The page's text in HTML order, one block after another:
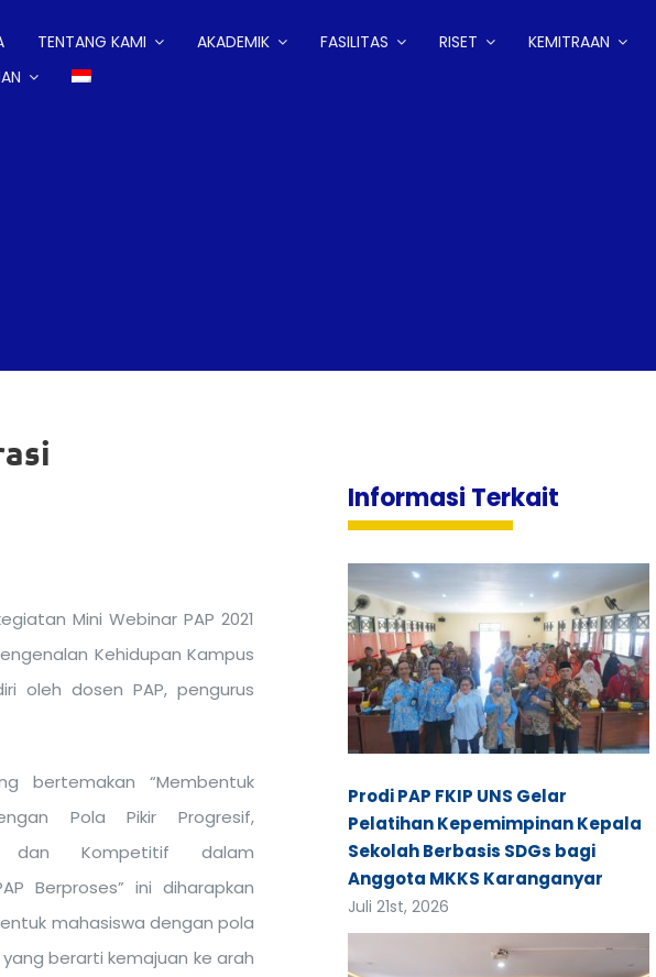
TENTANG KAMI AKADEMIK FASILITAS RISET
KEMITRAAN
Mini Webinar PAP 2021
Kehidupan Kampus
oleh dosen PAP, pengurus
bertemakan “Membentuk
Pola Pikir Progresif,
dan Kompetitif dalam
Berproses” ini diharapkan
mahasiswa dengan pola
berarti kemajuan ke arah
Informasi Terkait
Prodi PAP FKIP UNS Gelar
Pelatihan Kepemimpinan Kepala
Sekolah Berbasis SDGs bagi
Anggota MKKS Karanganyar
Juli 21st, 2026